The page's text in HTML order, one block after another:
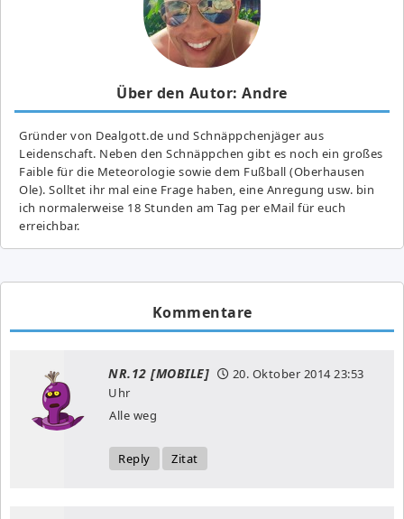
Über den Autor: Andre
Gründer von Dealgott.de und Schnäppchenjäger aus
Leidenschaft. Neben den Schnäppchen gibt es noch ein großes
Fai­ble für die Meteorologie sowie dem Fußball (Oberhausen
Ole). Solltet ihr mal eine Frage haben, eine Anregung usw. bin
ich normalerweise 18 Stunden am Tag per eMail für euch
erreichbar.
Kommentare
NR.12 [MOBILE] 20. Oktober 201423:53
Uhr
Alle weg
Reply Zitat